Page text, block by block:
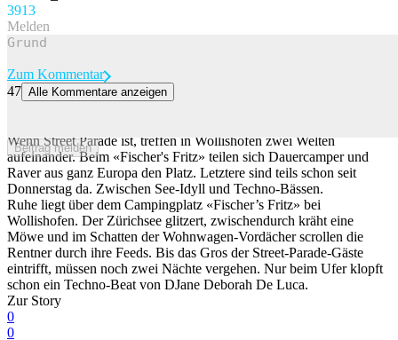
3913
Melden
Beitrag melden
Zum Kommentar
47 Alle Kommentare anzeigen
Wenn Street Parade ist, treffen in Wollishofen zwei Welten
aufeinander. Beim «Fischer's Fritz» teilen sich Dauercamper und
Raver aus ganz Europa den Platz. Letztere sind teils schon seit
Donnerstag da. Zwischen See-Idyll und Techno-Bässen.
Ruhe liegt über dem Campingplatz «Fischer’s Fritz» bei
Wollishofen. Der Zürichsee glitzert, zwischendurch kräht eine
Möwe und im Schatten der Wohnwagen-Vordächer scrollen die
Rentner durch ihre Feeds. Bis das Gros der Street-Parade-Gäste
eintrifft, müssen noch zwei Nächte vergehen. Nur beim Ufer klopft
schon ein Techno-Beat von DJane Deborah De Luca.
Zur Story
0
0